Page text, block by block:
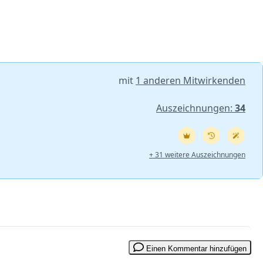
mit 1 anderen Mitwirkenden
Auszeichnungen: 34
+ 31 weitere Auszeichnungen
Einen Kommentar hinzufügen